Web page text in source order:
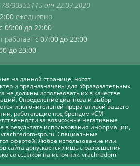
78/00355115 от 22.07.2020
ежедневно
с 09:00 до 22:00
работает с 07:00 до 23:00
до 23:00
на данной странице, носят
и предназначены для образовательных
не должны использовать их в качестве
Определение диагноза и выбор
исключительной прерогативой вашего
работающие под брендом «СМ-
за возможные негативные
в результате использования информации,
spb.ru. Специальные
офертой! Любое использование или
сайта допускается лишь с разрешения
со ссылкой на источник: vrachnadom-